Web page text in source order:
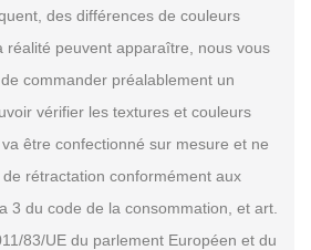
des différences de couleurs
réalité peuvent apparaître, nous vous
commander préalablement un
vérifier les textures et couleurs
être confectionné sur mesure et ne
rétractation conformément aux
3 du code de la consommation, et art.
83/UE du parlement Européen et du